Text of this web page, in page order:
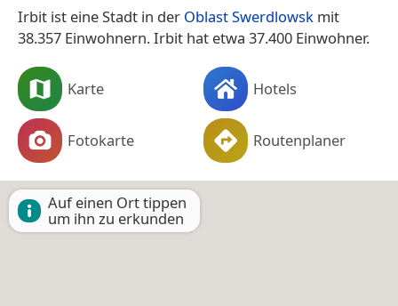
Irbit ist eine Stadt in der Oblast Swerdlowsk mit
38.357 Einwohnern. Irbit hat etwa 37.400 Einwohner.
Karte Hotels
Fotokarte Routenplaner
Auf einen Ort tippen
um ihn zu erkunden